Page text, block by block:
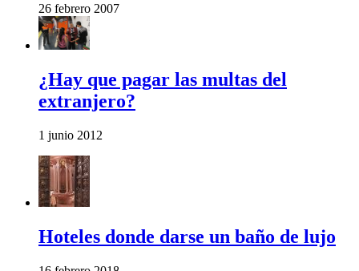
26 febrero 2007
¿Hay que pagar las multas del
extranjero?
1 junio 2012
Hoteles donde darse un baño de lujo